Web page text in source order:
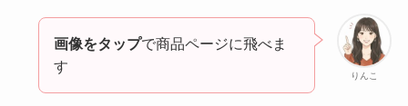
りんこ
画像をタップで商品ページに飛べま
す